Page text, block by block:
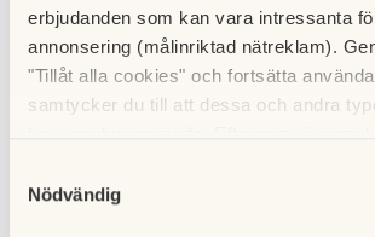
erbjudanden som kan vara intressanta
annonsering (målinriktad nätreklam).
"Tillåt alla cookies" och fortsätta
samtycker du till att dessa och andra
cookies och välja att endast tillåta ett
Nödvändig
generation.
Find out more about HSB Living Lab